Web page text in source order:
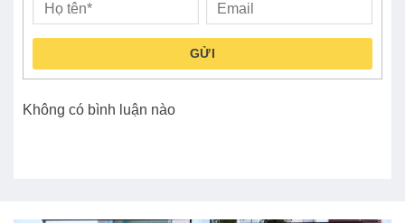
GỬI
Không có bình luận nào